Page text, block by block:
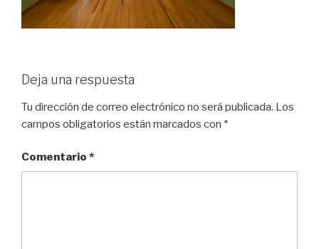
Deja una respuesta
Tu dirección de correo electrónico no será publicada. Los
campos obligatorios están marcados con *
Comentario *